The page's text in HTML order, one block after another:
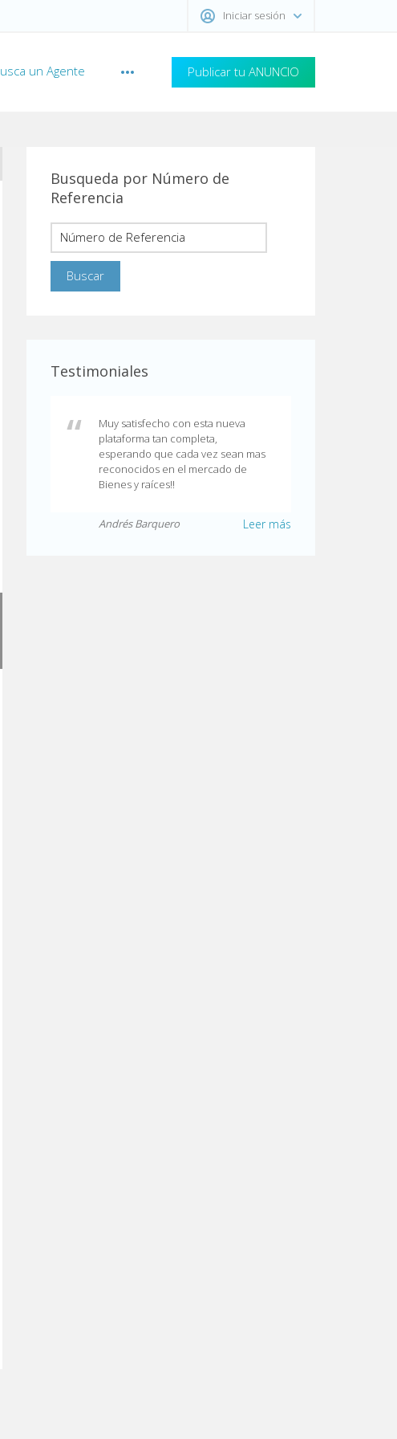
Iniciar sesión
Publicar tu ANUNCIO
un Agente
Busqueda por Número de
Referencia
Testimoniales
Muy satisfecho con esta nueva
plataforma tan completa,
esperando que cada vez sean mas
reconocidos en el mercado de
Bienes y raíces!!
Leer más
Andrés Barquero